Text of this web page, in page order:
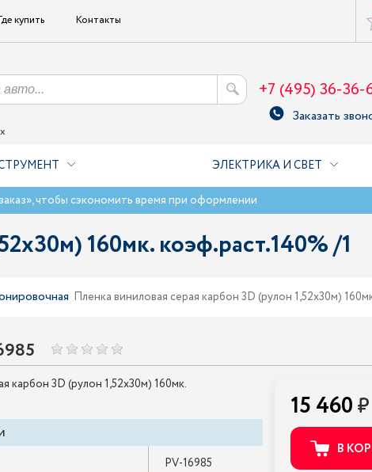
купить Контакты
+7 (495) 36-36-
Заказать
ЭЛЕКТРИКА И СВЕТ
чтобы сэкономить время при оформлении
160мк. коэф.раст.140% /1
Пленка виниловая серая карбон 3D (рулон 1,52х30м)
карбон 3D (рулон 1,52х30м) 160мк.
PV-16985
15 460
В